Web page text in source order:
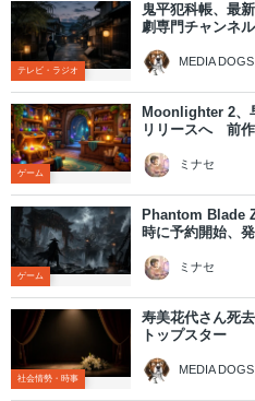
テレビ・ラジオ
鬼平犯科帳、最
劇専門チャンネ
MEDIA
ゲーム
Moonlighter 2、
リリースへ 前
ミナセ
ゲーム
Phantom Blade
時に予約開始、
ミナセ
社会情勢・時事
寿美花代さん死
トップスター
MEDIA